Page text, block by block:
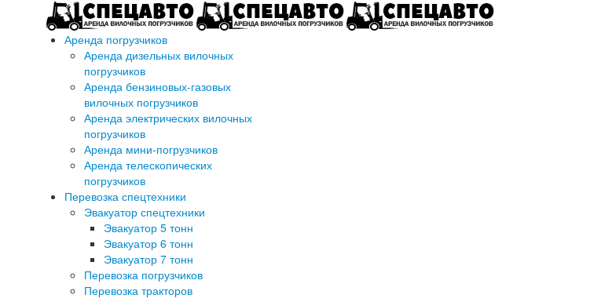
Аренда погрузчиков
Аренда дизельных вилочных
погрузчиков
Аренда бензиновых-газовых
вилочных погрузчиков
Аренда электрических вилочных
погрузчиков
Аренда мини-погрузчиков
Аренда телескопических
погрузчиков
Перевозка спецтехники
Эвакуатор спецтехники
Эвакуатор 5 тонн
Эвакуатор 6 тонн
Эвакуатор 7 тонн
Перевозка погрузчиков
Перевозка тракторов